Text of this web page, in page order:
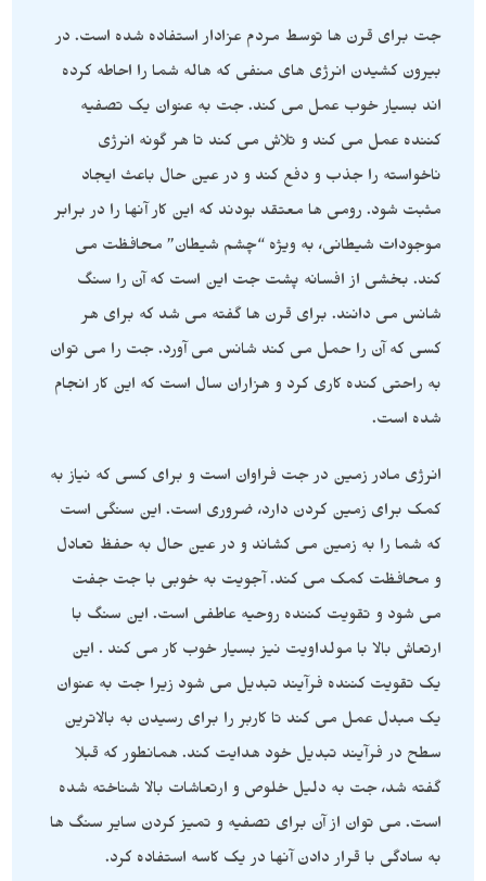
جت برای قرن ها توسط مردم عزادار استفاده شده است. در
بیرون کشیدن انرژی های منفی که هاله شما را احاطه کرده
اند بسیار خوب عمل می کند. جت به عنوان یک تصفیه
کننده عمل می کند و تلاش می کند تا هر گونه انرژی
ناخواسته را جذب و دفع کند و در عین حال باعث ایجاد
مثبت شود. رومی ها معتقد بودند که این کار آنها را در برابر
موجودات شیطانی، به ویژه “چشم شیطان” محافظت می
کند. بخشی از افسانه پشت جت این است که آن را سنگ
شانس می دانند. برای قرن ها گفته می شد که برای هر
کسی که آن را حمل می کند شانس می آورد. جت را می توان
به راحتی کنده کاری کرد و هزاران سال است که این کار انجام
شده است.
انرژی مادر زمین در جت فراوان است و برای کسی که نیاز به
کمک برای زمین کردن دارد، ضروری است. این سنگی است
که شما را به زمین می کشاند و در عین حال به حفظ تعادل
و محافظت کمک می کند. آجویت به خوبی با جت جفت
می شود و تقویت کننده روحیه عاطفی است. این سنگ با
ارتعاش بالا با مولداویت نیز بسیار خوب کار می کند . این
یک تقویت کننده فرآیند تبدیل می شود زیرا جت به عنوان
یک مبدل عمل می کند تا کاربر را برای رسیدن به بالاترین
سطح در فرآیند تبدیل خود هدایت کند. همانطور که قبلا
گفته شد، جت به دلیل خلوص و ارتعاشات بالا شناخته شده
است. می توان از آن برای تصفیه و تمیز کردن سایر سنگ ها
به سادگی با قرار دادن آنها در یک کاسه استفاده کرد.